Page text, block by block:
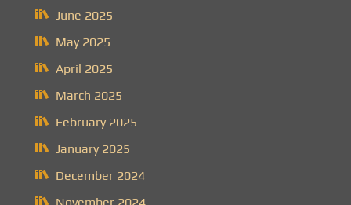
June 2025
May 2025
April 2025
March 2025
February 2025
January 2025
December 2024